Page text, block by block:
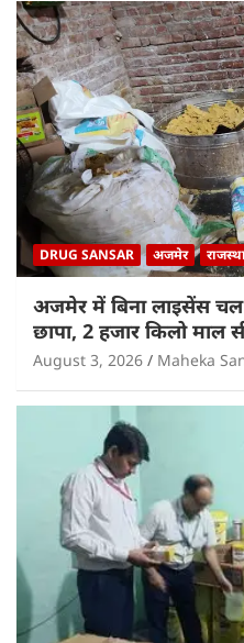
DRUG SANSAR अजमेर
अजमेर में बिना लाइसेंस चल
छापा, 2 हजार किलो माल
August 3, 2026 Maheka